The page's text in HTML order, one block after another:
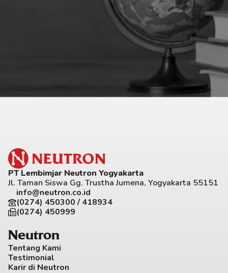
PT Lembimjar Neutron Yogyakarta
Jl. Taman Siswa Gg. Trustha Jumena, Yogyakarta 55151
info@neutron.co.id
(0274) 450300 / 418934
(0274) 450999
Neutron
Tentang Kami
Testimonial
Karir di Neutron